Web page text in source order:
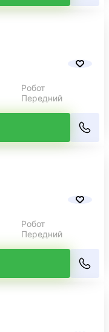
Робот
Передний
Робот
Передний